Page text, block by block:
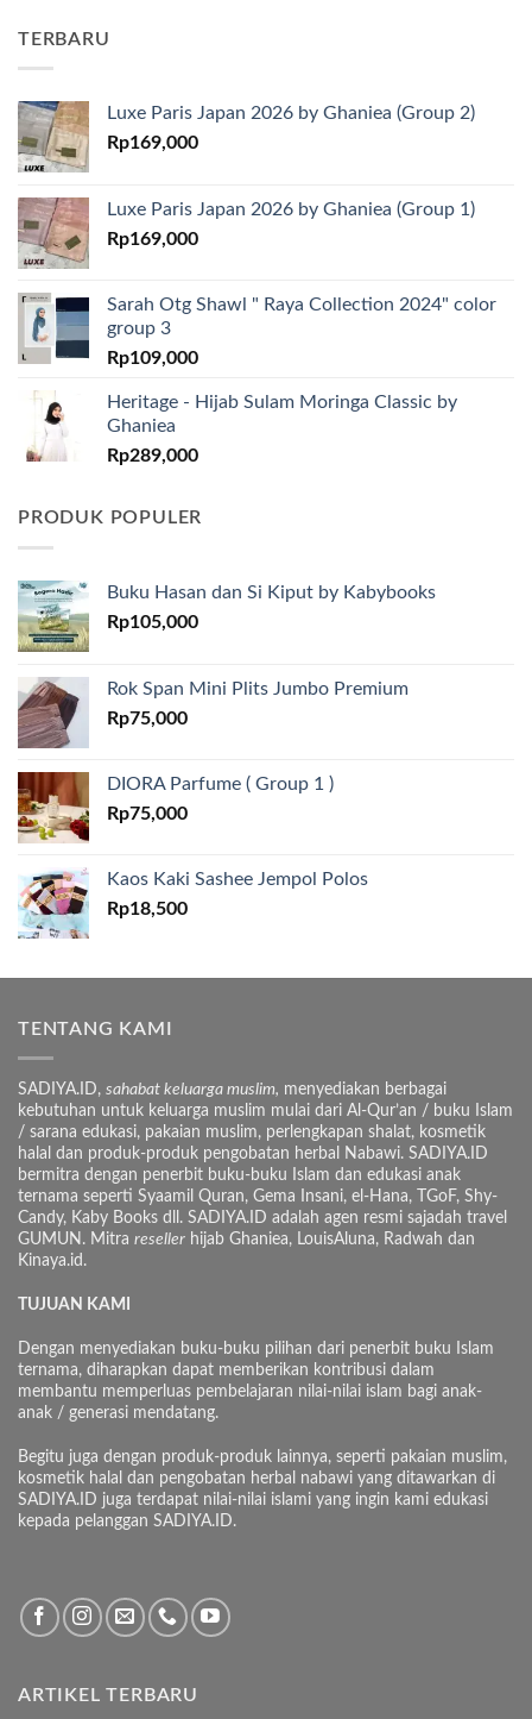
TERBARU
Luxe Paris Japan 2026 by Ghaniea (Group 2)
Rp169,000
Luxe Paris Japan 2026 by Ghaniea (Group 1)
Rp169,000
Sarah Otg Shawl " Raya Collection 2024" color
group 3
Rp109,000
Heritage - Hijab Sulam Moringa Classic by
Ghaniea
Rp289,000
PRODUK POPULER
Buku Hasan dan Si Kiput by Kabybooks
Rp105,000
Rok Span Mini Plits Jumbo Premium
Rp75,000
DIORA Parfume ( Group 1 )
Rp75,000
Kaos Kaki Sashee Jempol Polos
Rp18,500
TENTANG KAMI
SADIYA.ID, sahabat keluarga muslim, menyediakan berbagai
kebutuhan untuk keluarga muslim mulai dari Al-Qur’an / buku Islam
/ sarana edukasi, pakaian muslim, perlengkapan shalat, kosmetik
halal dan produk-produk pengobatan herbal Nabawi. SADIYA.ID
bermitra dengan penerbit buku-buku Islam dan edukasi anak
ternama seperti Syaamil Quran, Gema Insani, el-Hana, TGoF, Shy-
Candy, Kaby Books dll. SADIYA.ID adalah agen resmi sajadah travel
GUMUN. Mitra reseller hijab Ghaniea, LouisAluna, Radwah dan
Kinaya.id.
TUJUAN KAMI
Dengan menyediakan buku-buku pilihan dari penerbit buku Islam
ternama, diharapkan dapat memberikan kontribusi dalam
membantu memperluas pembelajaran nilai-nilai islam bagi anak-
anak / generasi mendatang.
Begitu juga dengan produk-produk lainnya, seperti pakaian muslim,
kosmetik halal dan pengobatan herbal nabawi yang ditawarkan di
SADIYA.ID juga terdapat nilai-nilai islami yang ingin kami edukasi
kepada pelanggan SADIYA.ID.
ARTIKEL TERBARU